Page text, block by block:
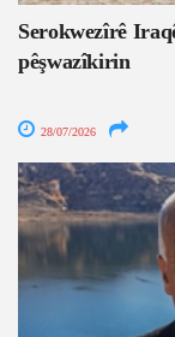
Serokwezîrê
pêşwazîkirin
28/07/2026